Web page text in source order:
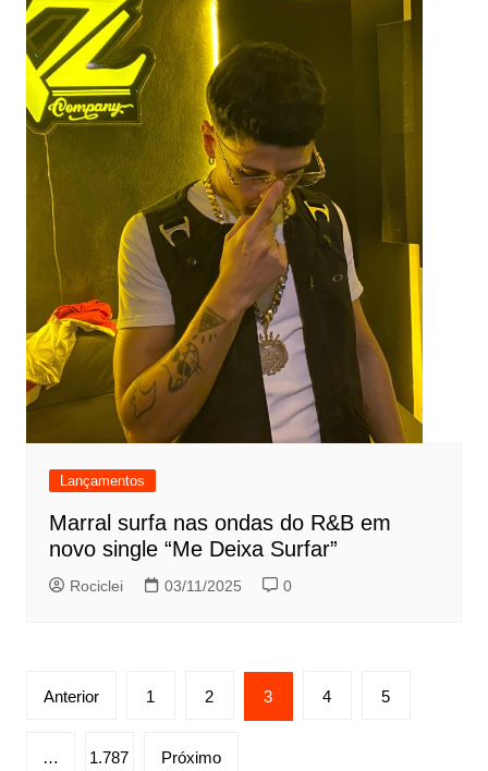
Lançamentos
Marral surfa nas ondas do R&B em
novo single “Me Deixa Surfar”
Rociclei 03/11/2025 0
Paginação
posts
Anterior 1 2 3 4 5
… 1.787 Próximo